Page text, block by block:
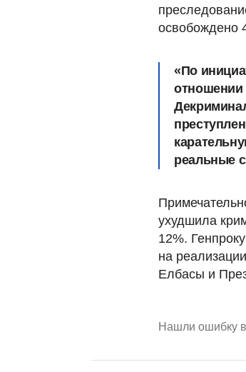
освобождено
«По
отношении
реальные
ухудшила
12%.
на
Елбасы и
Нашли ошибку